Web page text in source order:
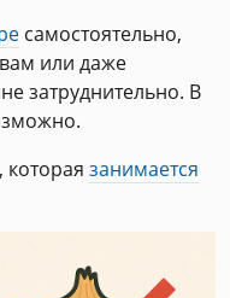
самостоятельно,
или даже
затруднительно. В
занимается